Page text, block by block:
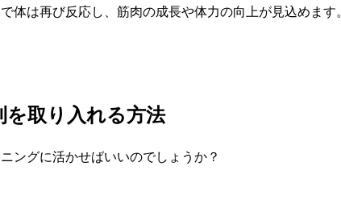
体は再び反応し、筋肉の成長や体力の向上が見込めます。
取り入れる方法
ングに活かせばいいのでしょうか？